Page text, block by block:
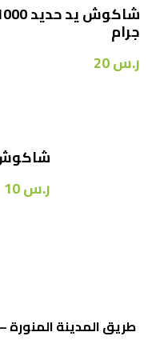
شاكوش يد
جرام
ر.س20
ر.س10
طريق المدينة المنورة